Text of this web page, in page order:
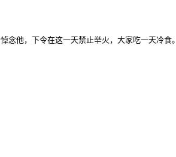
他，下令在这一天禁止举火，大家吃一天冷食。